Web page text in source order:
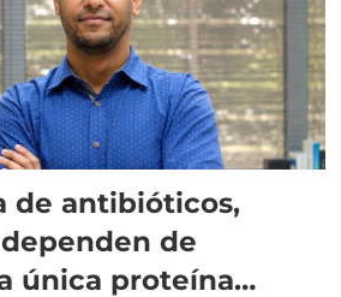
de antibióticos,
de
única proteína